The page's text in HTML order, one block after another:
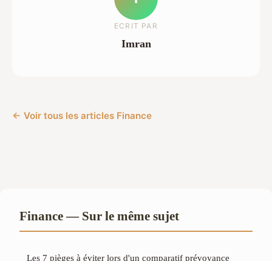
ECRIT PAR
Imran
← Voir tous les articles Finance
Finance — Sur le même sujet
Les 7 pièges à éviter lors d'un comparatif prévoyance